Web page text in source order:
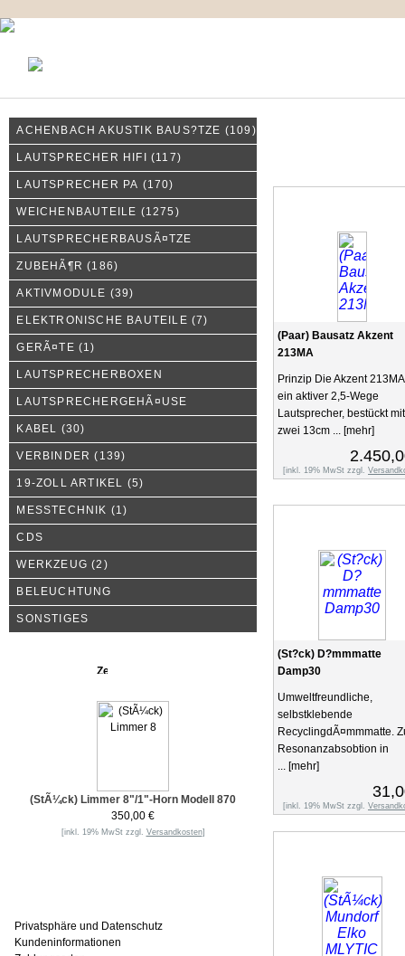
ACHENBACH AKUSTIK BAUS?TZE (109)
LAUTSPRECHER HIFI (117)
LAUTSPRECHER PA (170)
WEICHENBAUTEILE (1275)
LAUTSPRECHERBAUSÃ¤TZE
ZUBEHÃ¶R (186)
AKTIVMODULE (39)
ELEKTRONISCHE BAUTEILE (7)
GERÃ¤TE (1)
LAUTSPRECHERBOXEN
LAUTSPRECHERGEHÃ¤USE
KABEL (30)
VERBINDER (139)
19-ZOLL ARTIKEL (5)
MESSTECHNIK (1)
CDS
WERKZEUG (2)
BELEUCHTUNG
SONSTIGES
(StÃ¼ck) Limmer 8"/1"-Horn Modell 870
350,00 €
[inkl. 19% MwSt zzgl. Versandkosten]
Privatsphäre und Datenschutz
Kundeninformationen
(Paar) Bausatz Akzent
213MA
Prinzip Die Akzent
ein aktiver 2,5-Wege
Lautsprecher, bestückt mit
zwei 13cm ... [mehr]
[inkl. 19% MwSt zzgl.
(St?ck) D?mmmatte
Damp30
Umweltfreundliche,
selbstklebende
RecyclingdÃ¤mmmatte.
Resonanzabsobtion in
... [mehr]
[inkl. 19% MwSt zzgl.